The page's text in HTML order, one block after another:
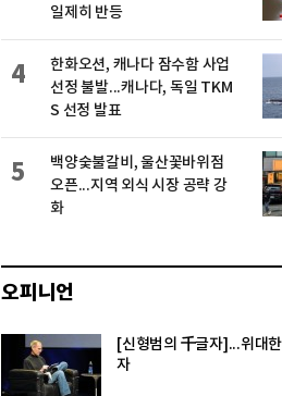
일제히 반등
한화오션, 캐나다 잠수함 사업
선정 불발...캐나다, 독일 TKM
S 선정 발표
4
백양숯불갈비, 울산꽃바위점
오픈...지역 외식 시장 공략 강
화
5
오피니언
[신형범의 千글자]...위대
자